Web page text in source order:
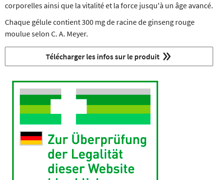
corporelles ainsi que la vitalité et la force jusqu'à un âge avancé.
Chaque gélule contient 300 mg de racine de ginseng rouge
moulue selon C. A. Meyer.
Télécharger les infos sur le produit